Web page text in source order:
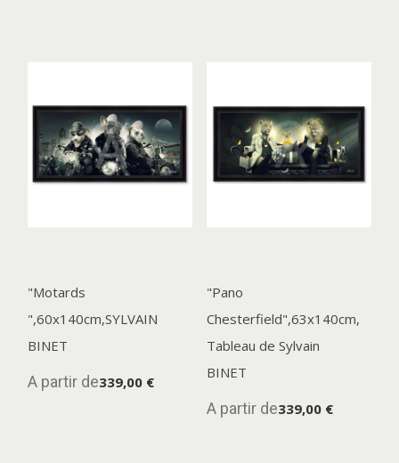
"Motards
",60x140cm,SYLVAIN
BINET
A partir de339,00 €
"Pano
Chesterfield",63x140cm,
Tableau de Sylvain
BINET
A partir de339,00 €